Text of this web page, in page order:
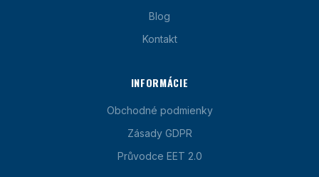
Blog
Kontakt
INFORMÁCIE
Obchodné podmienky
Zásady GDPR
Průvodce EET 2.0